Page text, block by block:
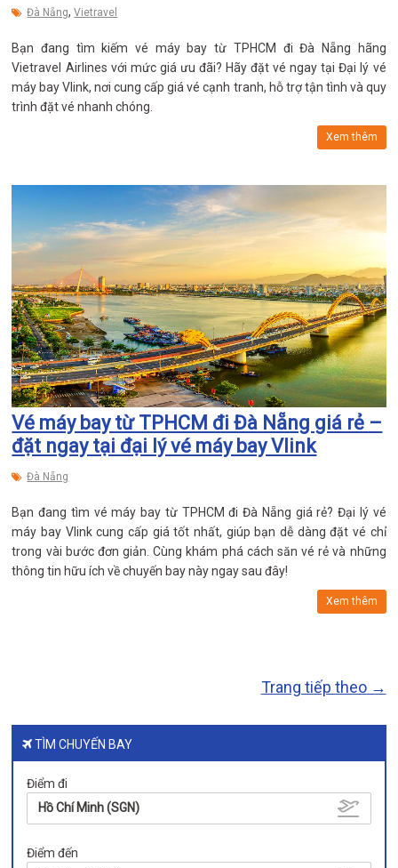
Đà Nẵng,Vietravel
Bạn đang tìm kiếm vé máy bay từ TPHCM đi Đà Nẵng hãng
Vietravel Airlines với mức giá ưu đãi? Hãy đặt vé ngay tại Đại lý vé
máy bay Vlink, nơi cung cấp giá vé cạnh tranh, hỗ trợ tận tình và quy
trình đặt vé nhanh chóng.
Xem thêm
Vé máy bay từ TPHCM đi Đà Nẵng giá rẻ –
đặt ngay tại đại lý vé máy bay Vlink
Đà Nẵng
Bạn đang tìm vé máy bay từ TPHCM đi Đà Nẵng giá rẻ? Đại lý vé
máy bay Vlink cung cấp giá tốt nhất, giúp bạn dễ dàng đặt vé chỉ
trong vài bước đơn giản. Cùng khám phá cách săn vé rẻ và những
thông tin hữu ích về chuyến bay này ngay sau đây!
Xem thêm
Trang tiếp theo →
TÌM CHUYẾN BAY
Điểm đi
Hồ Chí Minh (SGN)
Điểm đến